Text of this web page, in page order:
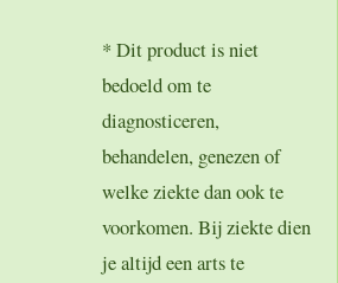
* Dit product is niet
bedoeld om te
diagnosticeren,
behandelen, genezen of
welke ziekte dan ook te
voorkomen. Bij ziekte dien
je altijd een arts te